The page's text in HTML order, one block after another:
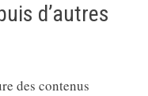
d’autres
des contenus